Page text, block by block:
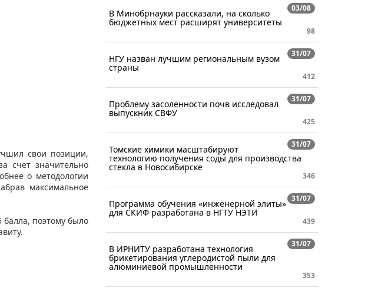
свои позиции,
счет значительно
о методологии
максимальное
поэтому было
03/08
В Минобрнауки рассказали, на сколько
бюджетных мест расширят университеты
98
31/07
НГУ назван лучшим региональным вузом
страны
412
31/07
Проблему засоленности почв исследовал
выпускник СВФУ
425
31/07
Томские химики масштабируют
технологию получения соды для производства
стекла в Новосибирске
346
31/07
Программа обучения «инженерной элиты»
для СКИФ разработана в НГТУ НЭТИ
439
31/07
В ИРНИТУ разработана технология
брикетирования углеродистой пыли для
алюминиевой промышленности
353